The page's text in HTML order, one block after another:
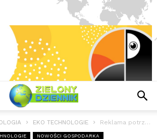
EKO TECHNOLOGIE Reklama potrzebuje odbiorcy
NOWOŚCI GOSPODARKA